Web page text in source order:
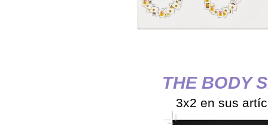
THE BODY
3x2 en sus